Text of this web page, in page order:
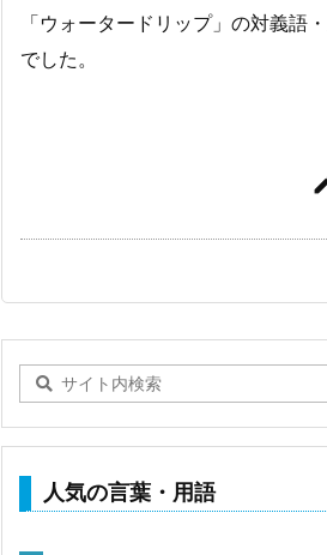
「ウォータードリップ」の対義語
でした。
人気の言葉・用語